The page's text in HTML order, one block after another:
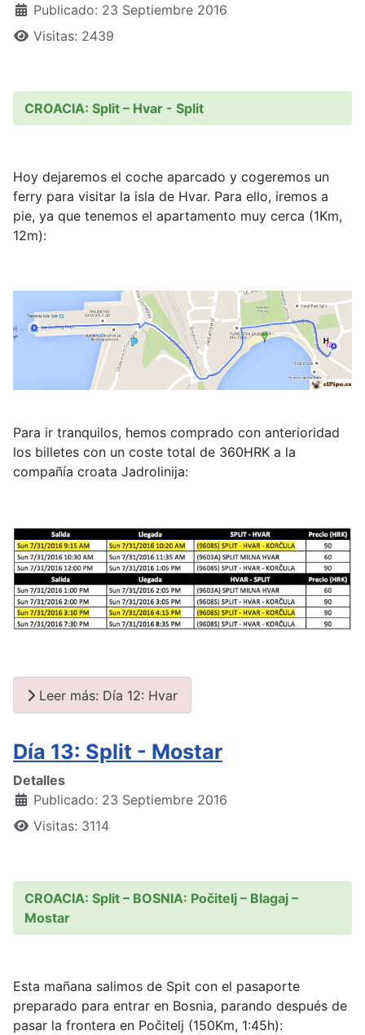
Publicado: 23 Septiembre 2016
Visitas: 2439
CROACIA: Split – Hvar - Split
Hoy dejaremos el coche aparcado y cogeremos un
ferry para visitar la isla de Hvar. Para ello, iremos a
pie, ya que tenemos el apartamento muy cerca (1Km,
12m):
Para ir tranquilos, hemos comprado con anterioridad
los billetes con un coste total de 360HRK a la
compañía croata Jadrolinija:
Leer más: Día 12: Hvar
Día 13: Split - Mostar
Detalles
Publicado: 23 Septiembre 2016
Visitas: 3114
CROACIA: Split – BOSNIA: Počitelj – Blagaj –
Mostar
Esta mañana salimos de Spit con el pasaporte
preparado para entrar en Bosnia, parando después de
pasar la frontera en Počitelj (150Km, 1:45h):